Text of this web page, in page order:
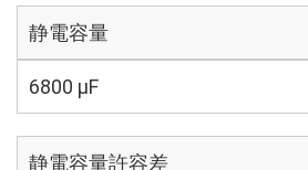
静電容量
6800 µF
静電容量許容差